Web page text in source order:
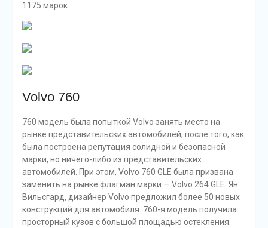
1175 марок.
Volvo 760
760 модель была попыткой Volvo занять место на
рынке представительских автомобилей, после того, как
была построена репутация солидной и безопасной
марки, но ничего-либо из представительских
автомобилей. При этом, Volvo 760 GLE была призвана
заменить на рынке флагман марки — Volvo 264 GLE. Ян
Вильсгард, дизайнер Volvo предложил более 50 новых
конструкций для автомобиля. 760-я модель получила
просторный кузов с большой площадью остекления.